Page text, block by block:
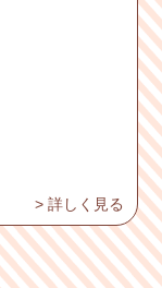
> 詳しく見る